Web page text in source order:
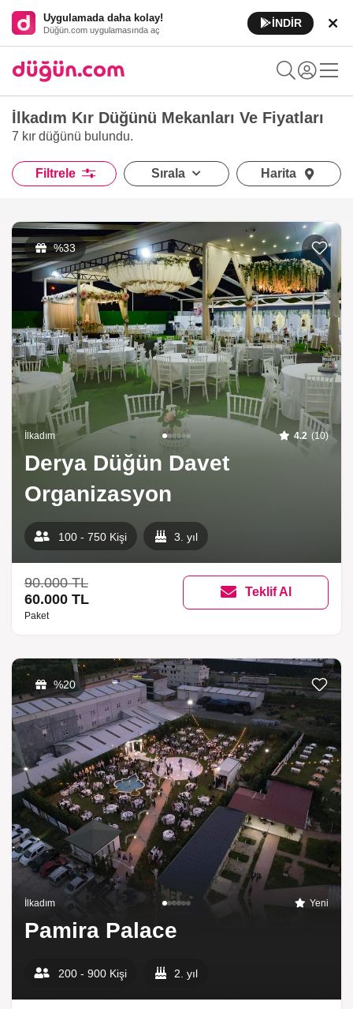
Uygulamada daha kolay!
Düğün.com uygulamasında aç
İNDİR
İlkadım Kır Düğünü Mekanları Ve Fiyatları
7 kır düğünü bulundu.
Filtrele Sırala Harita
%33
İlkadım 4.2 (10)
Derya Düğün Davet
Organizasyon
100 - 750 Kişi 3. yıl
90.000 TL
60.000 TL
Paket
Teklif Al
%20
İlkadım Yeni
Pamira Palace
200 - 900 Kişi 2. yıl